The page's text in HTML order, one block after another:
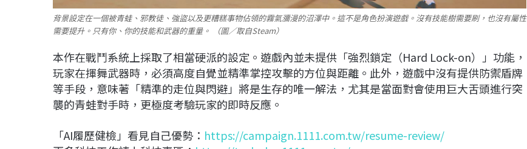
背景設定在一個被青蛙、邪教徒、強盜以及更糟糕事物佔領的霧氣瀰漫的沼澤中。這不是角色扮演遊戲。沒有技能樹需要刷，也沒有屬性
需要提升。只有你、你的技能和武器的重量。 （圖／取自Steam）
本作在戰鬥系統上採取了相當硬派的設定。遊戲內並未提供「強烈鎖定（Hard Lock-on）」功能，
玩家在揮舞武器時，必須高度自覺並精準掌控攻擊的方位與距離。此外，遊戲中沒有提供防禦盾牌
等手段，意味著「精準的走位與閃避」將是生存的唯一解法，尤其是當面對會使用巨大舌頭進行突
襲的青蛙對手時，更極度考驗玩家的即時反應。
「AI履歷健檢」看見自己優勢： https://campaign.1111.com.tw/resume-review/